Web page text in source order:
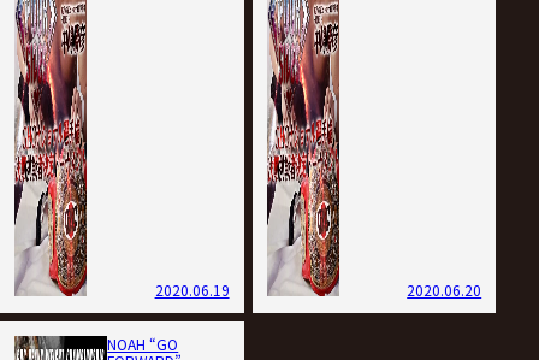
2020.06.19 2020.06.20
NOAH “GO